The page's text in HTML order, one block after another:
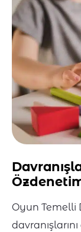
Oyun Temelli